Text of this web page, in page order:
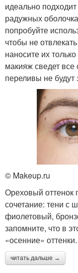
идеально
радужных
попробуйте
чтобы не
наносите их
макияж сведет все
переливы не будут
© Makeup.ru
Ореховый оттенок
сочетание: тени с
фиолетовый,
запомните, что в
«осенние» оттенки.
читать дальше →